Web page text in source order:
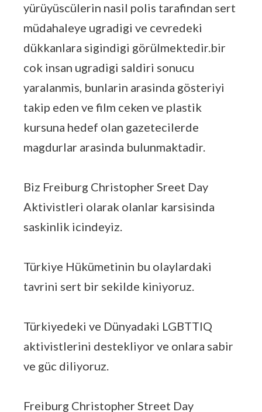
yürüyüscülerin nasil polis tarafindan sert
müdahaleye ugradigi ve cevredeki
dükkanlara sigindigi görülmektedir.bir
cok insan ugradigi saldiri sonucu
yaralanmis, bunlarin arasinda gösteriyi
takip eden ve film ceken ve plastik
kursuna hedef olan gazetecilerde
magdurlar arasinda bulunmaktadir.
Biz Freiburg Christopher Sreet Day
Aktivistleri olarak olanlar karsisinda
saskinlik icindeyiz.
Türkiye Hükümetinin bu olaylardaki
tavrini sert bir sekilde kiniyoruz.
Türkiyedeki ve Dünyadaki LGBTTIQ
aktivistlerini destekliyor ve onlara sabir
ve güc diliyoruz.
Freiburg Christopher Street Day